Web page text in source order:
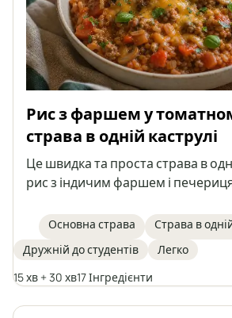
Рис з фаршем у
страва в одній каструлі
Це швидка та проста страва в
рис з індичим фаршем і
Ідеально підходить для обіду
тортильї, млинців чи піадіни, а
стає ще смачнішою, коли загусне.
Основна страва
Страва в
Дружній до студентів
Легко
15 хв + 30 хв17 Інгредієнти